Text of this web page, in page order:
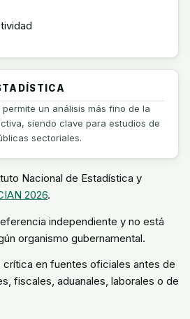
un análisis más fino de la
siendo clave para estudios de
sectoriales.
Nacional de Estadística y
2026.
independiente y no está
organismo gubernamental.
crítica en fuentes oficiales antes de
fiscales, aduanales, laborales o de